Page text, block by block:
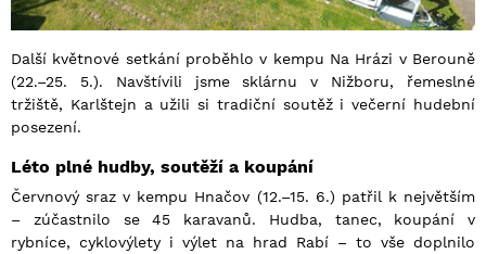
Další květnové setkání proběhlo v kempu Na Hrázi v Berouně
(22.–25. 5.). Navštívili jsme sklárnu v Nižboru, řemeslné
tržiště, Karlštejn a užili si tradiční soutěž i večerní hudební
posezení.
Léto plné hudby, soutěží a koupání
Červnový sraz v kempu Hnačov (12.–15. 6.) patřil k největším
– zúčastnilo se 45 karavanů. Hudba, tanec, koupání v
rybníce, cyklovýlety i výlet na hrad Rabí – to vše doplnilo